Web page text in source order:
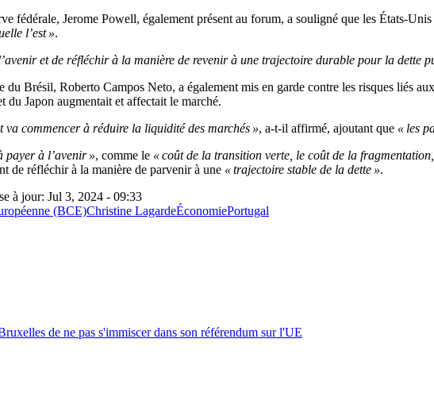
fédérale, Jerome Powell, également présent au forum, a souligné que les États-
l’est ».
et de réfléchir à la manière de revenir à une trajectoire durable pour la dette
Brésil, Roberto Campos Neto, a également mis en garde contre les risques liés
du Japon augmentait et affectait le marché.
va commencer à réduire la liquidité des marchés », a-t-il affirmé, ajoutant que « les
payer à l’avenir », comme le « coût de la transition verte, le coût de la
de réfléchir à la manière de parvenir à une « trajectoire stable de la dette ».
à jour: Jul 3, 2024 - 09:33
(BCE)Christine LagardeÉconomiePortugal
de ne pas s'immiscer dans son référendum sur l'UE